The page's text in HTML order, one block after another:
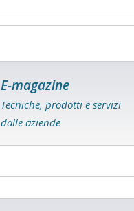
E-magazine
Tecniche, prodotti e servizi
dalle aziende